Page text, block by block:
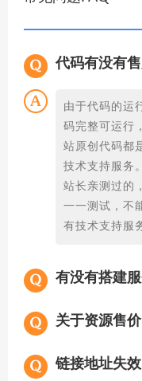
代码有没有
由于代码的运
码完整可运行
站原创代码都
技术支持服务
站长亲测过的
一一测试，不
有技术支持服
有没有搭建服
关于资源售
链接地址失